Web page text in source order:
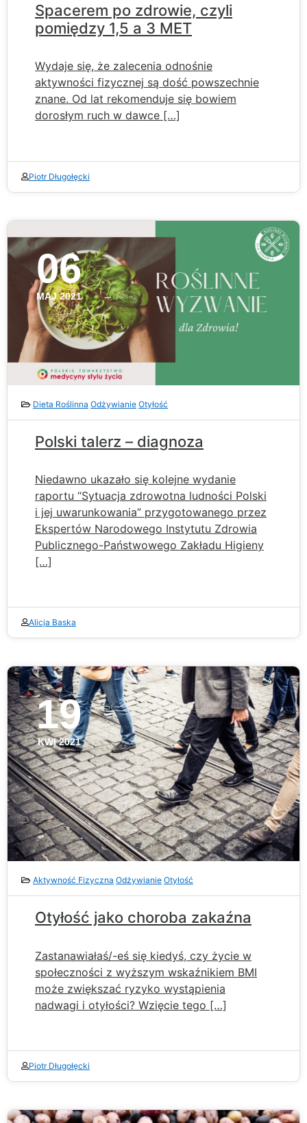
Spacerem po zdrowie, czyli
pomiędzy 1,5 a 3 MET
Wydaje się, że zalecenia odnośnie
aktywności fizycznej są dość powszechnie
znane. Od lat rekomenduje się bowiem
dorosłym ruch w dawce […]
Piotr Długołęcki
06
MAJ 2021
Dieta Roślinna Odżywianie Otyłość
Polski talerz – diagnoza
Niedawno ukazało się kolejne wydanie
raportu “Sytuacja zdrowotna ludności Polski
i jej uwarunkowania” przygotowanego przez
Ekspertów Narodowego Instytutu Zdrowia
Publicznego-Państwowego Zakładu Higieny
[…]
Alicja Baska
19
KWI 2021
Aktywność Fizyczna Odżywianie Otyłość
Otyłość jako choroba zakaźna
Zastanawiałaś/-eś się kiedyś, czy życie w
społeczności z wyższym wskaźnikiem BMI
może zwiększać ryzyko wystąpienia
nadwagi i otyłości? Wzięcie tego […]
Piotr Długołęcki